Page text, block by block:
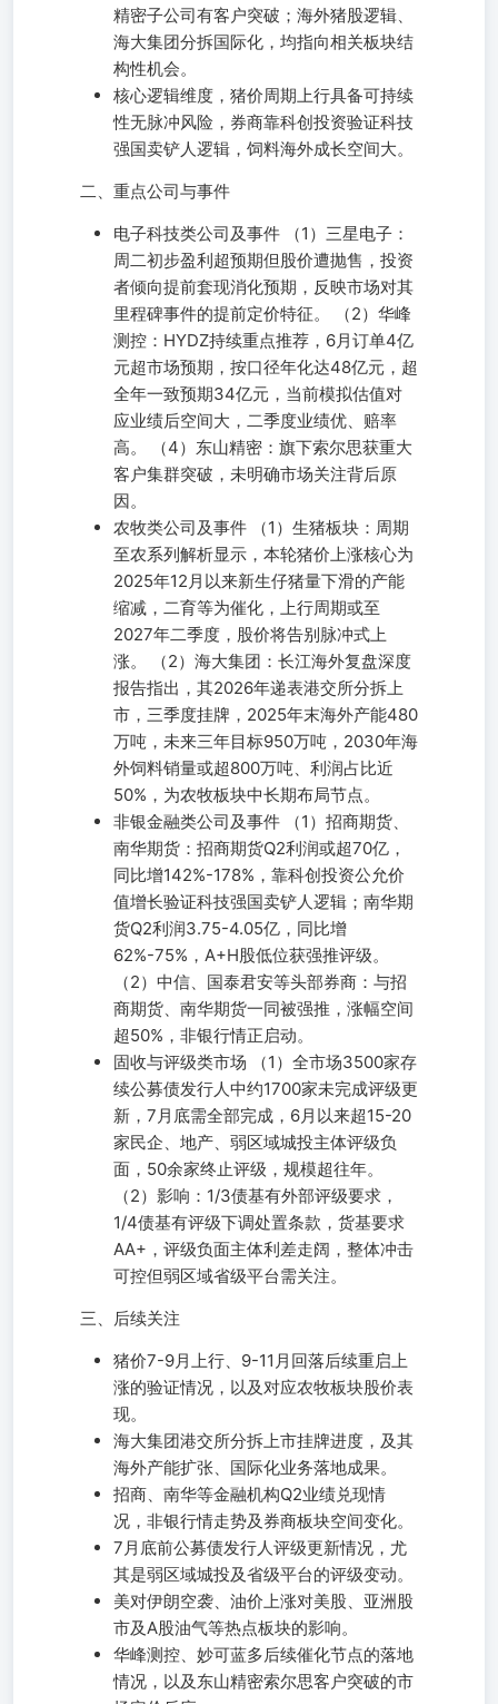
精密子公司有客户突破；海外猪股逻辑、
海大集团分拆国际化，均指向相关板块结
构性机会。
核心逻辑维度，猪价周期上行具备可持续
性无脉冲风险，券商靠科创投资验证科技
强国卖铲人逻辑，饲料海外成长空间大。
二、重点公司与事件
电子科技类公司及事件 （1）三星电子：
周二初步盈利超预期但股价遭抛售，投资
者倾向提前套现消化预期，反映市场对其
里程碑事件的提前定价特征。 （2）华峰
测控：HYDZ持续重点推荐，6月订单4亿
元超市场预期，按口径年化达48亿元，超
全年一致预期34亿元，当前模拟估值对
应业绩后空间大，二季度业绩优、赔率
高。 （4）东山精密：旗下索尔思获重大
客户集群突破，未明确市场关注背后原
因。
农牧类公司及事件 （1）生猪板块：周期
至农系列解析显示，本轮猪价上涨核心为
2025年12月以来新生仔猪量下滑的产能
缩减，二育等为催化，上行周期或至
2027年二季度，股价将告别脉冲式上
涨。 （2）海大集团：长江海外复盘深度
报告指出，其2026年递表港交所分拆上
市，三季度挂牌，2025年末海外产能480
万吨，未来三年目标950万吨，2030年海
外饲料销量或超800万吨、利润占比近
50%，为农牧板块中长期布局节点。
非银金融类公司及事件 （1）招商期货、
南华期货：招商期货Q2利润或超70亿，
同比增142%-178%，靠科创投资公允价
值增长验证科技强国卖铲人逻辑；南华期
货Q2利润3.75-4.05亿，同比增
62%-75%，A+H股低位获强推评级。
（2）中信、国泰君安等头部券商：与招
商期货、南华期货一同被强推，涨幅空间
超50%，非银行情正启动。
固收与评级类市场 （1）全市场3500家存
续公募债发行人中约1700家未完成评级更
新，7月底需全部完成，6月以来超15-20
家民企、地产、弱区域城投主体评级负
面，50余家终止评级，规模超往年。
（2）影响：1/3债基有外部评级要求，
1/4债基有评级下调处置条款，货基要求
AA+，评级负面主体利差走阔，整体冲击
可控但弱区域省级平台需关注。
三、后续关注
猪价7-9月上行、9-11月回落后续重启上
涨的验证情况，以及对应农牧板块股价表
现。
海大集团港交所分拆上市挂牌进度，及其
海外产能扩张、国际化业务落地成果。
招商、南华等金融机构Q2业绩兑现情
况，非银行情走势及券商板块空间变化。
7月底前公募债发行人评级更新情况，尤
其是弱区域城投及省级平台的评级变动。
美对伊朗空袭、油价上涨对美股、亚洲股
市及A股油气等热点板块的影响。
华峰测控、妙可蓝多后续催化节点的落地
情况，以及东山精密索尔思客户突破的市